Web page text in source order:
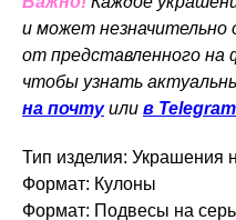
и может незначительно
от представленного
чтобы узнать
на почтуили в Telegram
Тип изделия: Украшения
Формат: Кулоны
Формат: Подвесы на